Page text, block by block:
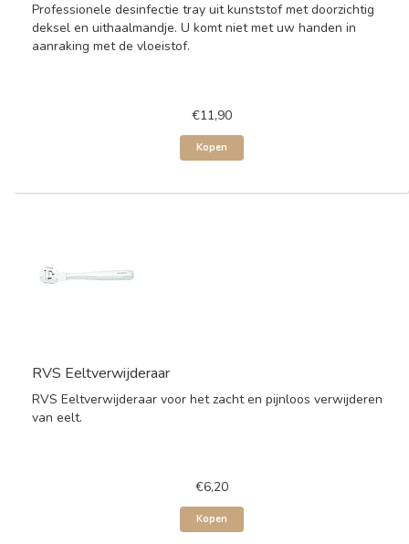
Professionele desinfectie tray uit kunststof met doorzichtig
deksel en uithaalmandje. U komt niet met uw handen in
aanraking met de vloeistof.
€11,90
Kopen
RVS Eeltverwijderaar
RVS Eeltverwijderaar voor het zacht en pijnloos verwijderen
van eelt.
€6,20
Kopen